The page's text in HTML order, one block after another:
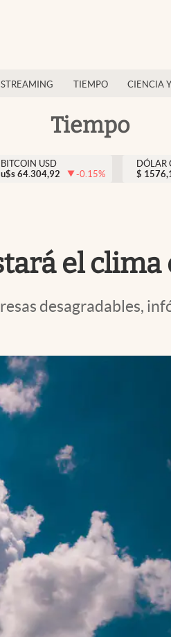
STREAMING TIEMPO CIENCIA
Tiempo
BITCOIN USD
u$s 64.304,92 -0.15%
DÓLAR
$
el clima
desagradables,